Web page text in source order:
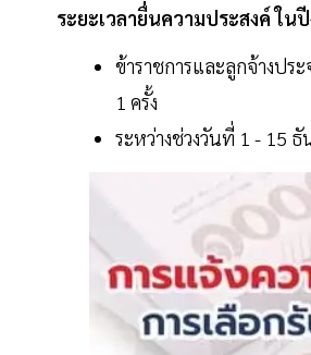
ระยะเวลายื่นความประสงค์ ใน
ข้าราชการและลูกจ้างปร
1 ครั้ง
ระหว่างช่วงวันที่ 1 - 15